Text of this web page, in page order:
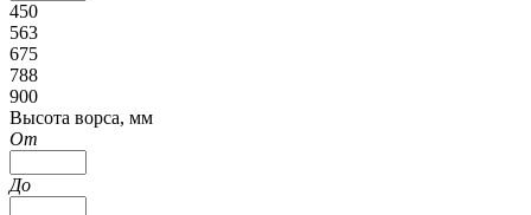
450
563
675
788
900
Высота ворса, мм
От
До